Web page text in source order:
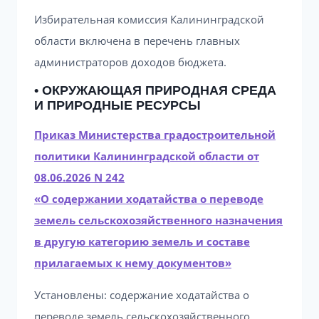
Избирательная комиссия Калининградской
области включена в перечень главных
администраторов доходов бюджета.
• ОКРУЖАЮЩАЯ ПРИРОДНАЯ СРЕДА
И ПРИРОДНЫЕ РЕСУРСЫ
Приказ Министерства градостроительной
политики Калининградской области от
08.06.2026 N 242
«О содержании ходатайства о переводе
земель сельскохозяйственного назначения
в другую категорию земель и составе
прилагаемых к нему документов»
Установлены: содержание ходатайства о
переводе земель сельскохозяйственного